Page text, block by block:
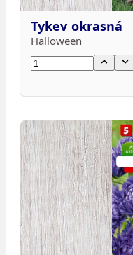
Tykev okrasná
Halloween